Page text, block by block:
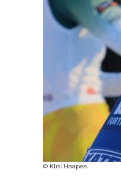
© Kirsi Haapea